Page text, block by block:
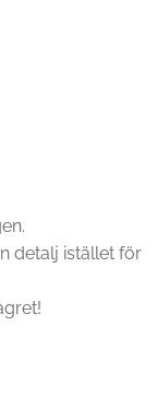
detalj istället för